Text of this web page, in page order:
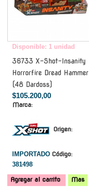
Disponible: 1 unidad
36733 X-Shot-Insanity
Horrorfire Dread Hammer
(48 Dardoss)
$105.200,00
Marca:
Origen:
IMPORTADO Código:
381498
Agregar al carrito Mas